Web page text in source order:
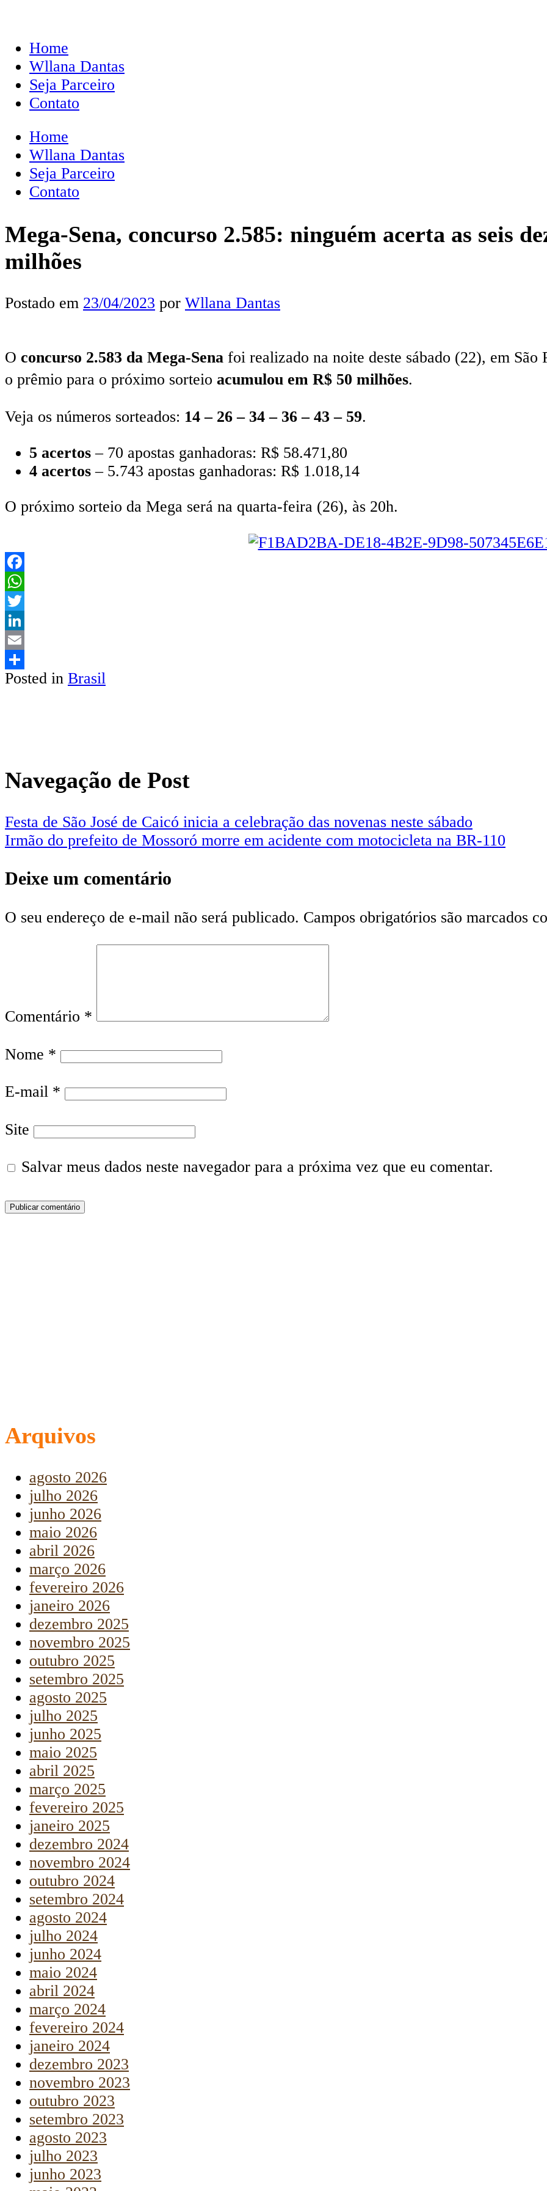
Home
Wllana Dantas
Seja Parceiro
Contato
Home
Wllana Dantas
Seja Parceiro
Contato
Mega-Sena, concurso 2.585: ninguém acerta as seis
milhões
Postado em 23/04/2023 por Wllana Dantas
O concurso 2.583 da Mega-Sena foi realizado na noite deste sábado (22), em São
o prêmio para o próximo sorteio acumulou em R$ 50 milhões.
Veja os números sorteados: 14 – 26 – 34 – 36 – 43 – 59.
5 acertos – 70 apostas ganhadoras: R$ 58.471,80
4 acertos – 5.743 apostas ganhadoras: R$ 1.018,14
O próximo sorteio da Mega será na quarta-feira (26), às 20h.
Facebook
WhatsApp
Twitter
LinkedIn
Email
Share
Posted in Brasil
Navegação de Post
Festa de São José de Caicó inicia a celebração das novenas neste sábado
Irmão do prefeito de Mossoró morre em acidente com motocicleta na BR-110
Deixe um comentário
O seu endereço de e-mail não será publicado. Campos obrigatórios são marcados
Comentário *
Nome *
E-mail *
Site
Salvar meus dados neste navegador para a próxima vez que eu comentar.
Arquivos
agosto 2026
julho 2026
junho 2026
maio 2026
abril 2026
março 2026
fevereiro 2026
janeiro 2026
dezembro 2025
novembro 2025
outubro 2025
setembro 2025
agosto 2025
julho 2025
junho 2025
maio 2025
abril 2025
março 2025
fevereiro 2025
janeiro 2025
dezembro 2024
novembro 2024
outubro 2024
setembro 2024
agosto 2024
julho 2024
junho 2024
maio 2024
abril 2024
março 2024
fevereiro 2024
janeiro 2024
dezembro 2023
novembro 2023
outubro 2023
setembro 2023
agosto 2023
julho 2023
junho 2023